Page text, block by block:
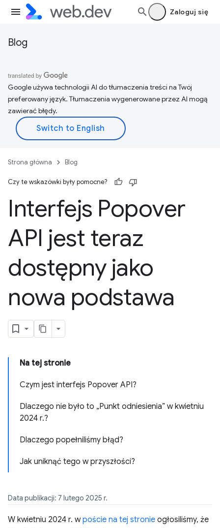
Zaloguj się
Blog
Google używa technologii AI do tłumaczenia treści na Twój
preferowany język. Tłumaczenia wygenerowane przez AI mogą
zawierać błędy.
Strona główna Blog
Czy te wskazówki były pomocne?
Interfejs Popover
API jest teraz
dostępny jako
nowa podstawa
Na tej stronie
Czym jest interfejs Popover API?
Dlaczego nie było to „Punkt odniesienia” w kwietniu
2024 r.?
Dlaczego popełniliśmy błąd?
Jak uniknąć tego w przyszłości?
Data publikacji: 7 lutego 2025 r.
W kwietniu 2024 r. wpoście na tej stronie ogłosiliśmy, że